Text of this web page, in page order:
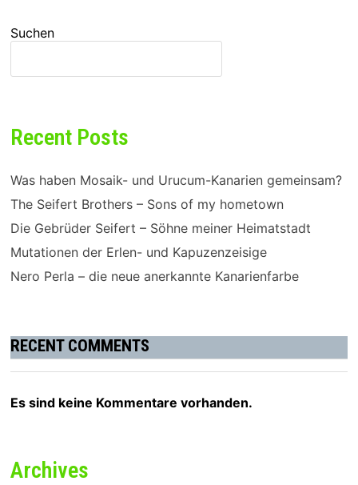
Suchen
Recent Posts
Was haben Mosaik- und Urucum-Kanarien gemeinsam?
The Seifert Brothers – Sons of my hometown
Die Gebrüder Seifert – Söhne meiner Heimatstadt
Mutationen der Erlen- und Kapuzenzeisige
Nero Perla – die neue anerkannte Kanarienfarbe
RECENT COMMENTS
Es sind keine Kommentare vorhanden.
Archives